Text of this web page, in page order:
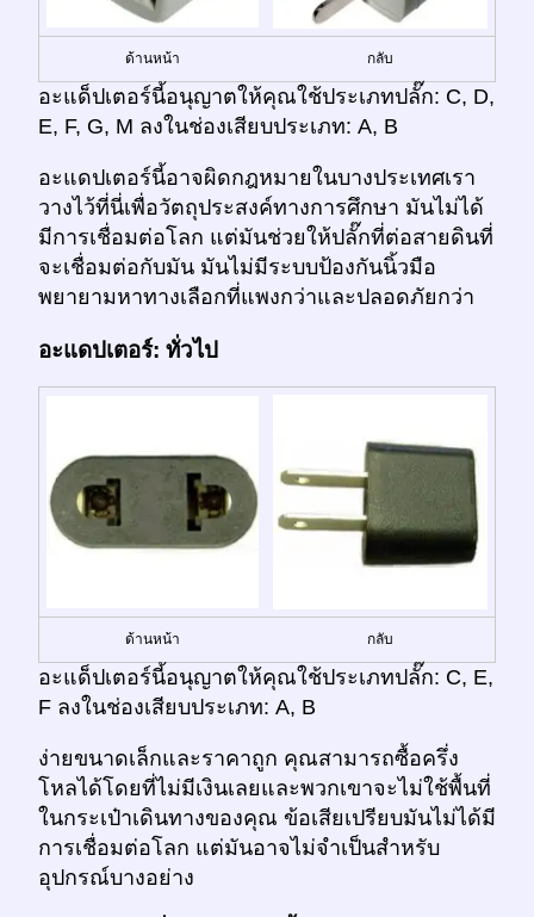
ด้านหน้า กลับ
อะแด็ปเตอร์นี้อนุญาตให้คุณใช้ประเภทปลั๊ก: C, D,
E, F, G, M ลงในช่องเสียบประเภท: A, B
อะแดปเตอร์นี้อาจผิดกฎหมายในบางประเทศเรา
วางไว้ที่นี่เพื่อวัตถุประสงค์ทางการศึกษา มันไม่ได้
มีการเชื่อมต่อโลก แต่มันช่วยให้ปลั๊กที่ต่อสายดินที่
จะเชื่อมต่อกับมัน มันไม่มีระบบป้องกันนิ้วมือ
พยายามหาทางเลือกที่แพงกว่าและปลอดภัยกว่า
อะแดปเตอร์: ทั่วไป
ด้านหน้า กลับ
อะแด็ปเตอร์นี้อนุญาตให้คุณใช้ประเภทปลั๊ก: C, E,
F ลงในช่องเสียบประเภท: A, B
ง่ายขนาดเล็กและราคาถูก คุณสามารถซื้อครึ่ง
โหลได้โดยที่ไม่มีเงินเลยและพวกเขาจะไม่ใช้พื้นที่
ในกระเป๋าเดินทางของคุณ ข้อเสียเปรียบมันไม่ได้มี
การเชื่อมต่อโลก แต่มันอาจไม่จำเป็นสำหรับ
อุปกรณ์บางอย่าง